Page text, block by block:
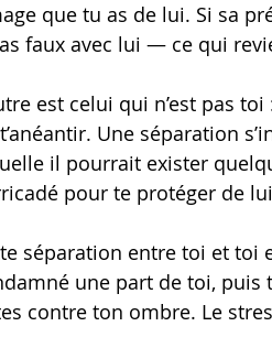
que tu as de lui. Si sa
faux avec lui — ce qui
est celui qui n’est pas
Une séparation
il pourrait exister
pour te protéger de
séparation entre toi et toi
une part de toi, puis
contre ton ombre. Le